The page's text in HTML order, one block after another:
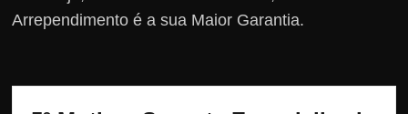
Arrependimento é a sua Maior Garantia.